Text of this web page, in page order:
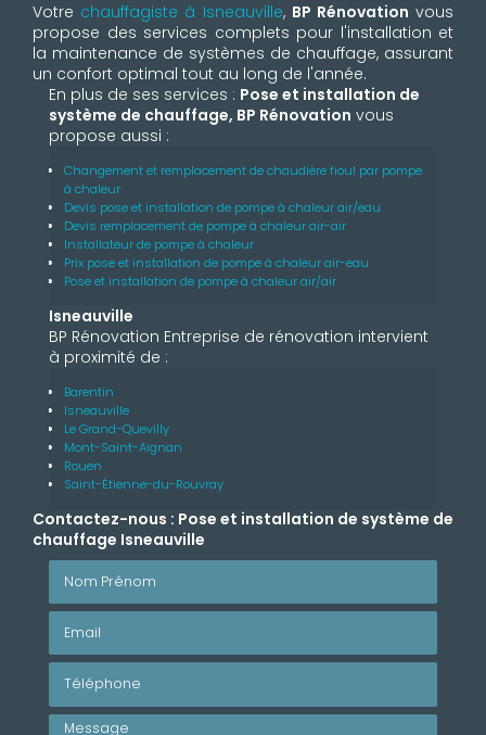
Votre chauffagiste à Isneauville, BP Rénovation vous
propose des services complets pour l'installation et
la maintenance de systèmes de chauffage, assurant
un confort optimal tout au long de l'année.
En plus de ses services : Pose et installation de
système de chauffage, BP Rénovation vous
propose aussi :
Changement et remplacement de chaudière fioul par pompe
à chaleur
Devis pose et installation de pompe à chaleur air/eau
Devis remplacement de pompe à chaleur air-air
Installateur de pompe à chaleur
Prix pose et installation de pompe à chaleur air-eau
Pose et installation de pompe à chaleur air/air
Isneauville
BP Rénovation Entreprise de rénovation intervient
à proximité de :
Barentin
Isneauville
Le Grand-Quevilly
Mont-Saint-Aignan
Rouen
Saint-Étienne-du-Rouvray
Contactez-nous : Pose et installation de système de
chauffage Isneauville
Nom Prénom
Message